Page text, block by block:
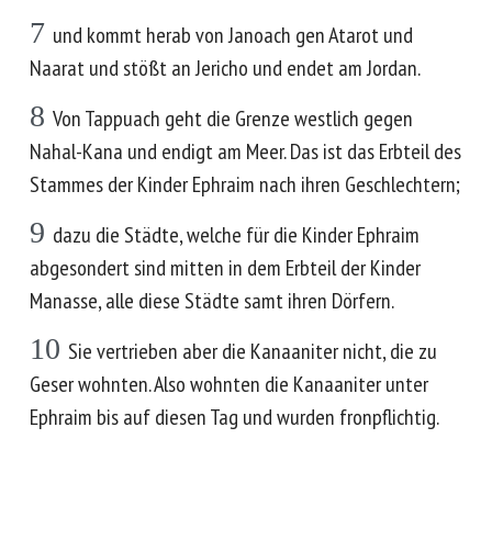
7 und kommt herab von Janoach gen Atarot und
Naarat und stößt an Jericho und endet am Jordan.
8 Von Tappuach geht die Grenze westlich gegen
Nahal-Kana und endigt am Meer. Das ist das Erbteil des
Stammes der Kinder Ephraim nach ihren Geschlechtern;
9 dazu die Städte, welche für die Kinder Ephraim
abgesondert sind mitten in dem Erbteil der Kinder
Manasse, alle diese Städte samt ihren Dörfern.
10 Sie vertrieben aber die Kanaaniter nicht, die zu
Geser wohnten. Also wohnten die Kanaaniter unter
Ephraim bis auf diesen Tag und wurden fronpflichtig.